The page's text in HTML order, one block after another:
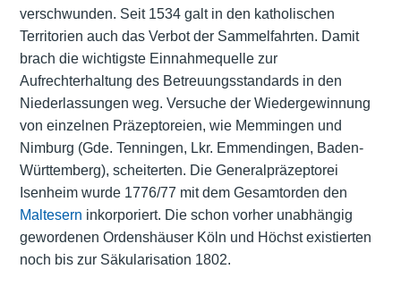
verschwunden. Seit 1534 galt in den katholischen
Territorien auch das Verbot der Sammelfahrten. Damit
brach die wichtigste Einnahmequelle zur
Aufrechterhaltung des Betreuungsstandards in den
Niederlassungen weg. Versuche der Wiedergewinnung
von einzelnen Präzeptoreien, wie Memmingen und
Nimburg (Gde. Tenningen, Lkr. Emmendingen, Baden-
Württemberg), scheiterten. Die Generalpräzeptorei
Isenheim wurde 1776/77 mit dem Gesamtorden den
Maltesern inkorporiert. Die schon vorher unabhängig
gewordenen Ordenshäuser Köln und Höchst existierten
noch bis zur Säkularisation 1802.